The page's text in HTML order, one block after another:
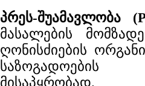
პრეს-შუამავლობა
მასალების
ღონისძიების
მისაპყრობად.